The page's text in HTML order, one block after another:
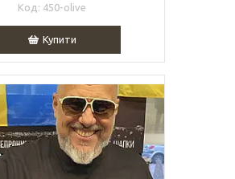
450-olive
Купити